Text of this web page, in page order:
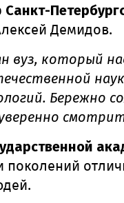
Санкт-
Демидов.
вуз, который
Бережно
поколений